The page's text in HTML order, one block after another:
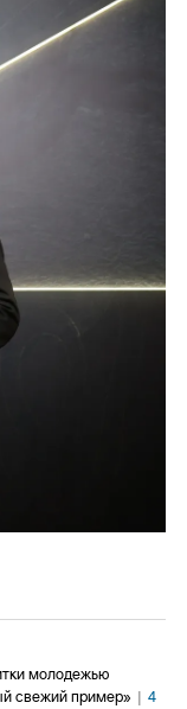
молодежью
свежий пример» | 4